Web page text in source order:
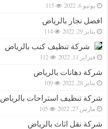
يونيو 6, 2022 115
افضل نجار بالرياض
يناير 29, 2022 114
شركة تنظيف كنب بالرياض
فبراير 11, 2022 112
شركة دهانات بالرياض
يناير 28, 2022 109
شركة تنظيف استراحات بالرياض
مارس 27, 2022 105
شركة نقل اثاث بالرياض